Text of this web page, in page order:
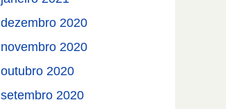
dezembro 2020
novembro 2020
outubro 2020
setembro 2020